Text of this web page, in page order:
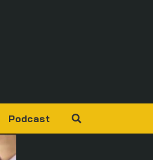
Podcast